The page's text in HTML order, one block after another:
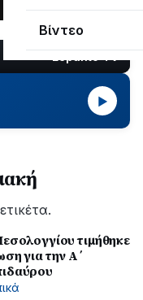
Βίντεο
▶
τιμήθηκε
Α΄